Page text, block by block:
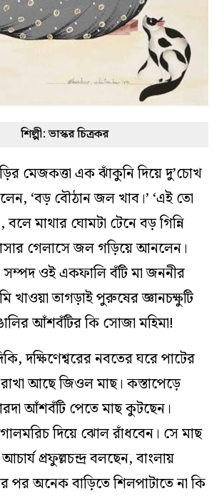
শিল্পী: ভাস্কর চিত্রকর
মেজকত্তা এক ঝাঁকুনি দিয়ে দু’চোখ
‘বড় বৌঠান জল খাব।’ ‘এই তো
মাথার ঘোমটা টেনে বড় গিন্নি
গেলাসে জল গড়িয়ে আনলেন।
ওই একফালি বঁটি মা জননীর
খাওয়া তাগড়াই পুরুষের জ্ঞানচক্ষুটি
আঁশবঁটির কি সোজা মহিমা!
দক্ষিণেশ্বরের নবতের ঘরে পাটের
আছে জিওল মাছ। কস্তাপেড়ে
আঁশবঁটি পেতে মাছ কুটছেন।
দিয়ে ঝোল রাঁধবেন। সে মাছ
প্রফুল্লচন্দ্র বলছেন, বাংলায়
পর অনেক বাড়িতে শিলপাটাতে না কি